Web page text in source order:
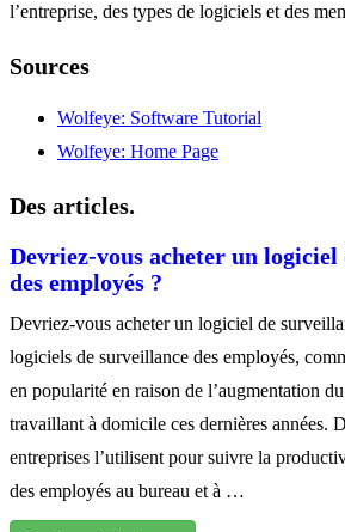
l’entreprise, des types de logiciels et des
Sources
Wolfeye: Software Tutorial
Wolfeye: Home Page
Des articles.
Devriez-vous acheter un
des employés ?
Devriez-vous acheter un logiciel de
logiciels de surveillance des employés,
en popularité en raison de l’augmentation
travaillant à domicile ces dernières années.
entreprises l’utilisent pour suivre la
des employés au bureau et à …